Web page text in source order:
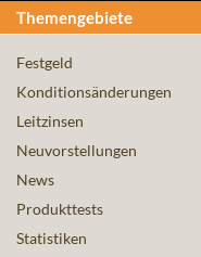
Themengebiete
Festgeld
Konditionsänderungen
Leitzinsen
Neuvorstellungen
News
Produkttests
Statistiken